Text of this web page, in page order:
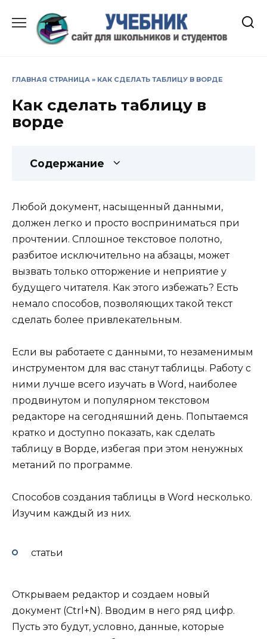
содержанию
ГЛАВНАЯ СТРАНИЦА » КАК СДЕЛАТЬ ТАБЛИЦУ В ВОРДЕ
Как сделать таблицу в
ворде
Содержание
Любой документ, насыщенный данными,
должен легко и просто восприниматься при
прочтении. Сплошное текстовое полотно,
разбитое исключительно на абзацы, может
вызвать только отторжение и неприятие у
будущего читателя. Как этого избежать? Есть
немало способов, позволяющих такой текст
сделать более привлекательным.
Если вы работаете с данными, то незаменимым
инструментом для вас станут таблицы. Работу с
ними лучше всего изучать в Word, наиболее
продвинутом и популярном текстовом
редакторе на сегодняшний день. Попытаемся
кратко и доступно показать, как сделать
таблицу в Ворде, избегая при этом ненужных
метаний по программе.
Способов создания таблицы в Word несколько.
Изучим каждый из них.
статьи
Открываем редактор и создаем новый
документ (Ctrl+N). Вводим в него ряд цифр.
Пусть это будут, условно, данные, которые